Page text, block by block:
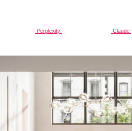
Perplexity Claude